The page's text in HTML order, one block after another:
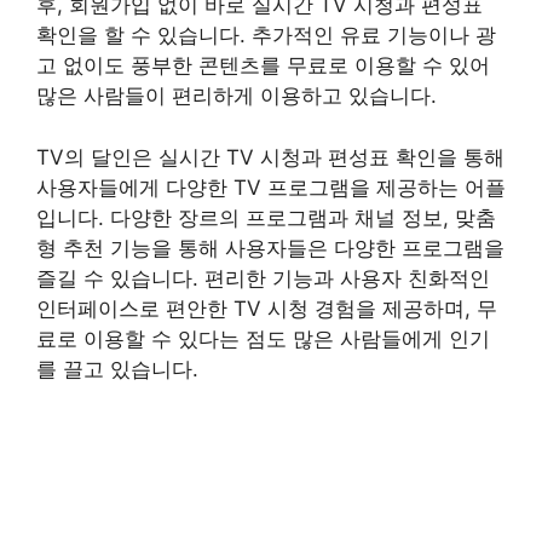
후, 회원가입 없이 바로 실시간 TV 시청과 편성표
확인을 할 수 있습니다. 추가적인 유료 기능이나 광
고 없이도 풍부한 콘텐츠를 무료로 이용할 수 있어
많은 사람들이 편리하게 이용하고 있습니다.
TV의 달인은 실시간 TV 시청과 편성표 확인을 통해
사용자들에게 다양한 TV 프로그램을 제공하는 어플
입니다. 다양한 장르의 프로그램과 채널 정보, 맞춤
형 추천 기능을 통해 사용자들은 다양한 프로그램을
즐길 수 있습니다. 편리한 기능과 사용자 친화적인
인터페이스로 편안한 TV 시청 경험을 제공하며, 무
료로 이용할 수 있다는 점도 많은 사람들에게 인기
를 끌고 있습니다.